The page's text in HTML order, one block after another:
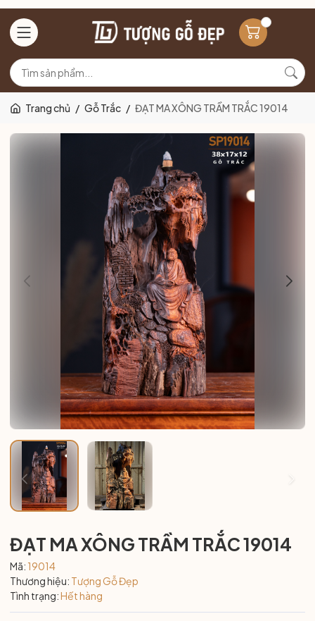
Trang chủ / Gỗ Trắc / ĐẠT MA XÔNG TRẦM TRẮC 19014
ĐẠT MA XÔNG TRẦM TRẮC 19014
Mã: 19014
Thương hiệu: Tượng Gỗ Đẹp
Tình trạng:Hết hàng